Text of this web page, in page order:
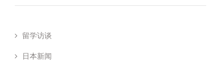
留学访谈
日本新闻